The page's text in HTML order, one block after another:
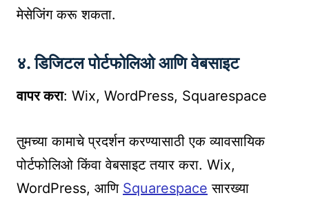
मेसेजिंग करू शकता.
४. डिजिटल पोर्टफोलिओ आणि वेबसाइट
वापर करा: Wix, WordPress, Squarespace
तुमच्या कामाचे प्रदर्शन करण्यासाठी एक व्यावसायिक
पोर्टफोलिओ किंवा वेबसाइट तयार करा. Wix,
WordPress, आणि Squarespace सारख्या